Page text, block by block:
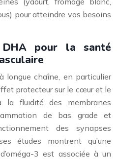
pour atteindre vos besoins
pour la santé
longue chaîne, en particulier
protecteur sur le cœur et le
la fluidité des membranes
de bas grade et
des synapses
études montrent qu’une
3 est associée à un